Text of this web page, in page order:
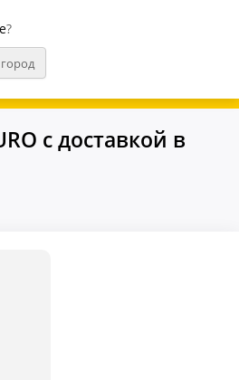
?
удобнее
с доставкой в